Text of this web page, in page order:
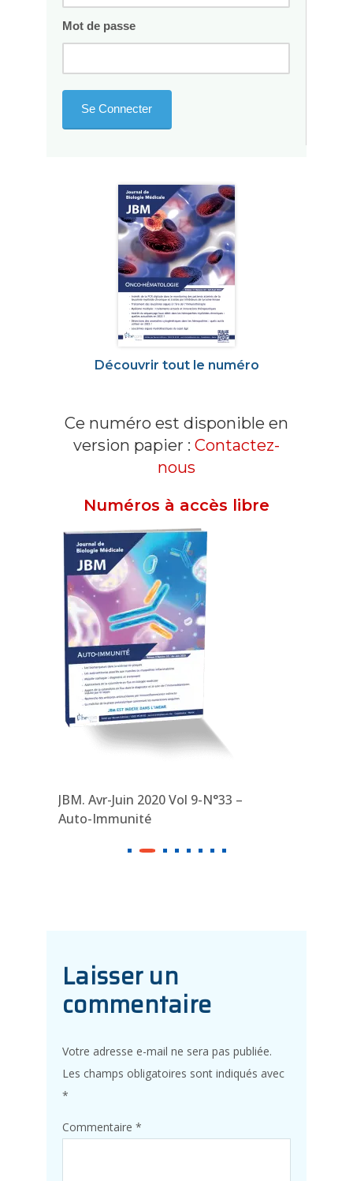
Mot de passe
Découvrir tout le numéro
Ce numéro est disponible en
version papier : Contactez-
nous
Numéros à accès libre
JBM. Avr-Juin 2020 Vol 9-N°33 –
Auto-Immunité
Laisser un
commentaire
Votre adresse e-mail ne sera pas publiée.
Les champs obligatoires sont indiqués avec
*
Commentaire *